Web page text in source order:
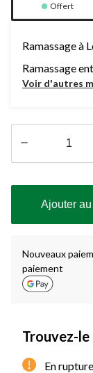
Offert
Ramassage à
Ramassage
Voir d'autres
à
Ajouter
Nouveaux
paiement
Trouvez-le
En